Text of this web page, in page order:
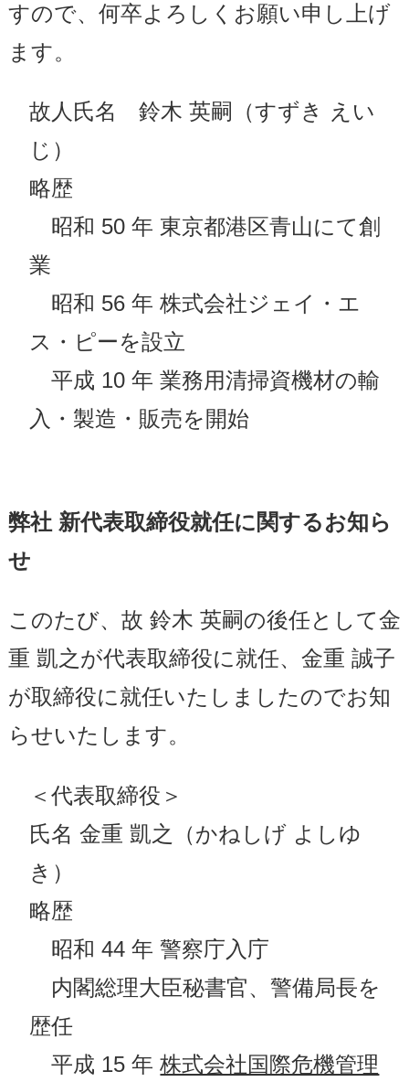
すので、何卒よろしくお願い申し上げ
ます。
故人氏名 鈴木 英嗣（すずき えい
じ）
略歴
昭和 50 年 東京都港区青山にて創
業
昭和 56 年 株式会社ジェイ・エ
ス・ピーを設立
平成 10 年 業務用清掃資機材の輸
入・製造・販売を開始
弊社 新代表取締役就任に関するお知ら
せ
このたび、故 鈴木 英嗣の後任として金
重 凱之が代表取締役に就任、金重 誠子
が取締役に就任いたしましたのでお知
らせいたします。
＜代表取締役＞
氏名 金重 凱之（かねしげ よしゆ
き）
略歴
昭和 44 年 警察庁入庁
内閣総理大臣秘書官、警備局長を
歴任
平成 15 年株式会社国際危機管理